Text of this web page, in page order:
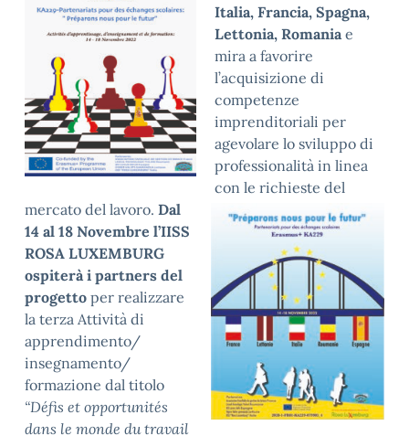
Italia, Francia, Spagna,
Lettonia, Romaniae
mira a favorire
l’acquisizione di
competenze
imprenditoriali per
agevolare lo sviluppo di
professionalità in linea
con le richieste del
mercato del lavoro. Dal
14 al 18 Novembre l’IISS
ROSA LUXEMBURG
ospiterà i partners del
progetto per realizzare
la terza Attività di
apprendimento/
insegnamento/
formazione dal titolo
“Défis et opportunités
dans le monde du travail